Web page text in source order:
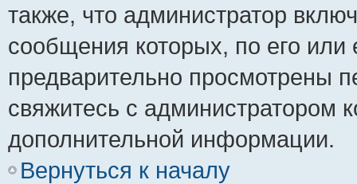
также, что администратор
сообщения которых, по его
предварительно просмотрены
свяжитесь с администратором
дополнительной информации.
Вернуться к началу